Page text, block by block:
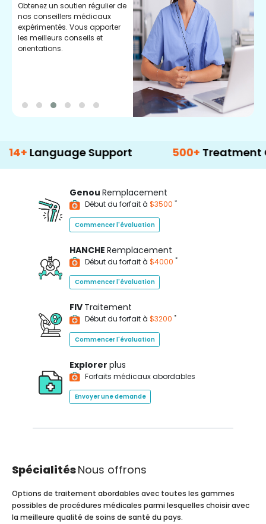
Obtenez un soutien régulier de
nos conseillers médicaux
expérimentés. Vous apporter
les meilleurs conseils et
orientations.
Support 500+ Treatment
Genou Remplacement
Début du forfait à $3500 *
Commencer l'évaluation
HANCHE Remplacement
Début du forfait à $4000 *
Commencer l'évaluation
FIV Traitement
Début du forfait à $3200 *
Commencer l'évaluation
Explorer plus
Forfaits médicaux abordables
Envoyer une demande
SpécialitésNous offrons
Options de traitement abordables avec toutes les gammes
possibles de procédures médicales parmi lesquelles choisir avec
la meilleure qualité de soins de santé du pays.